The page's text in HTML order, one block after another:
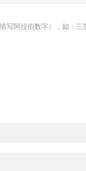
写阿拉伯数字），如：三